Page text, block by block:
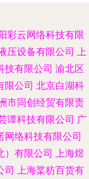
彩云网络科技有限
压设备有限公司 上
技有限公司 渝北区
限公司 北京白湖科
市同创经贸有限责
谭科技有限公司 广
网络科技有限公司
）有限公司 上海煜
司 上海桨枋百货有